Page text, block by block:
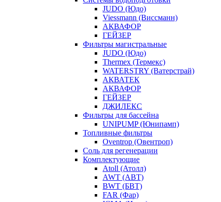
JUDO (Юдо)
Viessmann (Виссманн)
АКВАФОР
ГЕЙЗЕР
Фильтры магистральные
JUDO (Юдо)
Thermex (Термекс)
WATERSTRY (Ватерстрай)
АКВАТЕК
АКВАФОР
ГЕЙЗЕР
ДЖИЛЕКС
Фильтры для бассейна
UNIPUMP (Юнипамп)
Топливные фильтры
Oventrop (Овентроп)
Соль для регенерации
Комплектующие
Atoll (Атолл)
AWT (АВТ)
BWT (БВТ)
FAR (Фар)